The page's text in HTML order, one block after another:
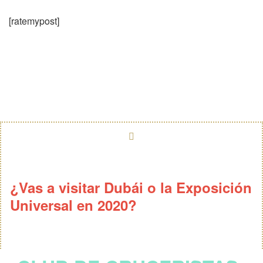
[ratemypost]
¿Vas a visitar Dubái o la Exposición
Universal en 2020?